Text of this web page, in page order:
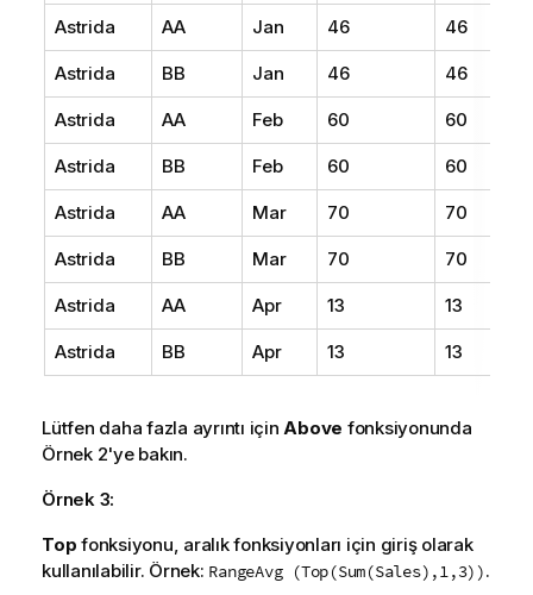
Astrida AA Jan 46 46
Astrida BB Jan 46 46
Astrida AA Feb 60 60
Astrida BB Feb 60 60
Astrida AA Mar 70 70
Astrida BB Mar 70 70
Astrida AA Apr 13 13
Astrida BB Apr 13 13
Lütfen daha fazla ayrıntı için Above fonksiyonunda
Örnek 2'ye bakın.
Örnek 3:
Top fonksiyonu, aralık fonksiyonları için giriş olarak
kullanılabilir. Örnek: RangeAvg (Top(Sum(Sales),1,3)).